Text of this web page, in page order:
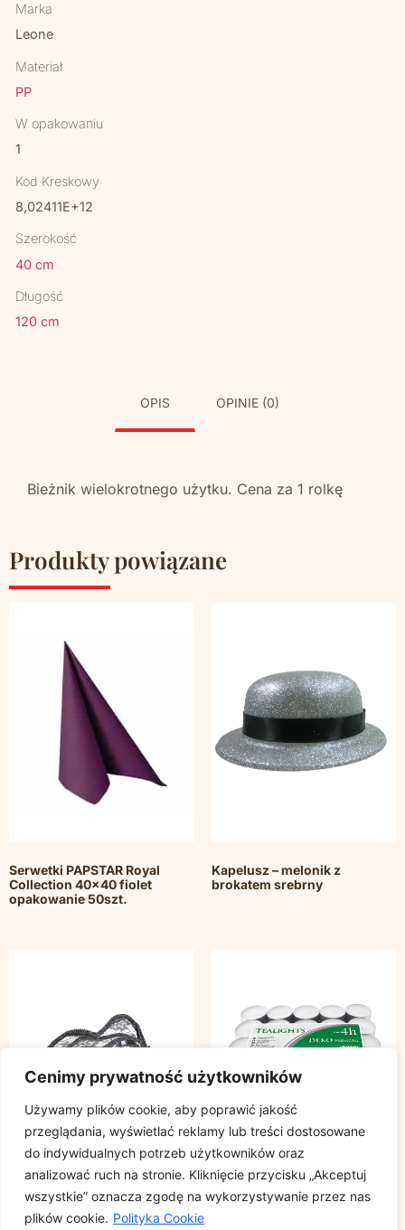
Cenimy prywatność użytkowników
Używamy plików cookie, aby poprawić jakość
przeglądania, wyświetlać reklamy lub treści dostosowane
do indywidualnych potrzeb użytkowników oraz
analizować ruch na stronie. Kliknięcie przycisku „Akceptuj
wszystkie” oznacza zgodę na wykorzystywanie przez nas
plików cookie. Polityka Cookie
Marka
Leone
Materiał
PP
W opakowaniu
1
Kod Kreskowy
8,02411E+12
Szerokość
40 cm
Długość
120 cm
OPIS OPINIE (0)
Bieżnik wielokrotnego użytku. Cena za 1 rolkę
Produkty powiązane
Serwetki PAPSTAR Royal
Collection 40×40 fiolet
opakowanie 50szt.
Kapelusz – melonik z
brokatem srebrny
Maska karnawałowa CZARNA